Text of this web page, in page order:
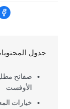
جدول
صفائح
الأوفست
خيارات